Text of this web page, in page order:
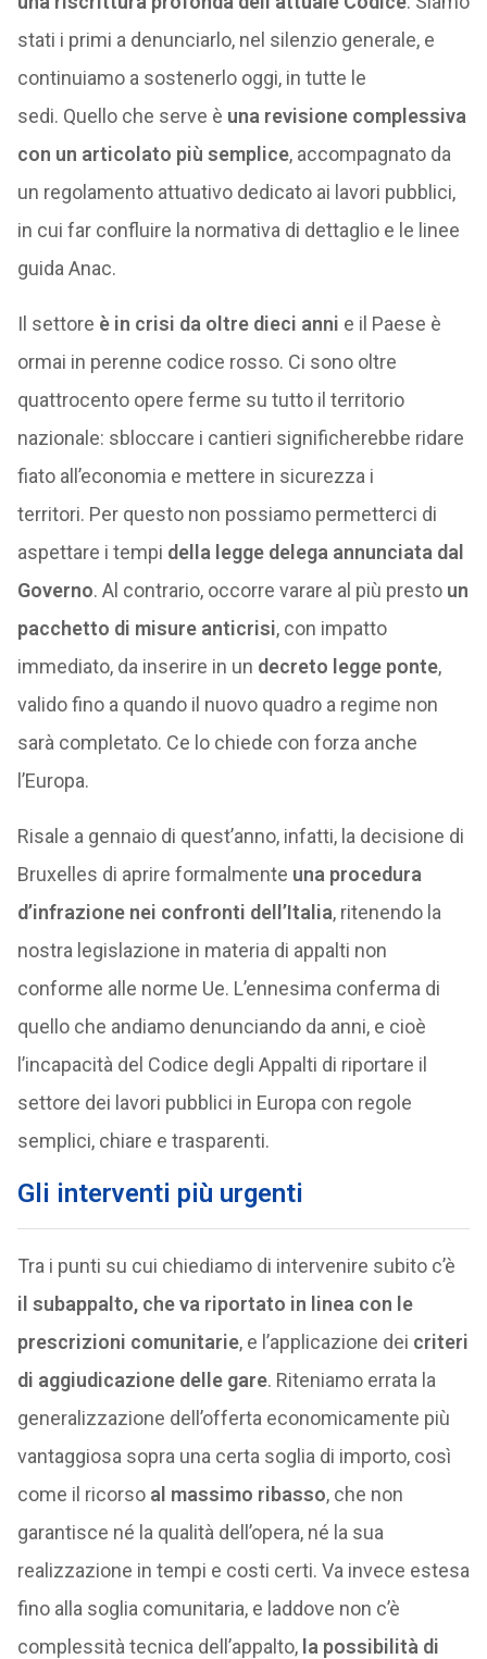
stati i primi a denunciarlo, nel silenzio generale, e
continuiamo a sostenerlo oggi, in tutte le
sedi. Quello che serve è una revisione complessiva
con un articolato più semplice, accompagnato da
un regolamento attuativo dedicato ai lavori pubblici,
in cui far confluire la normativa di dettaglio e le linee
guida Anac.
Il settore è in crisi da oltre dieci anni e il Paese è
ormai in perenne codice rosso. Ci sono oltre
quattrocento opere ferme su tutto il territorio
nazionale: sbloccare i cantieri significherebbe ridare
fiato all’economia e mettere in sicurezza i
territori. Per questo non possiamo permetterci di
aspettare i tempi della legge delega annunciata dal
Governo. Al contrario, occorre varare al più presto un
pacchetto di misure anticrisi, con impatto
immediato, da inserire in un decreto legge ponte,
valido fino a quando il nuovo quadro a regime non
sarà completato. Ce lo chiede con forza anche
l’Europa.
Risale a gennaio di quest’anno, infatti, la decisione di
Bruxelles di aprire formalmente una procedura
d’infrazione nei confronti dell’Italia, ritenendo la
nostra legislazione in materia di appalti non
conforme alle norme Ue. L’ennesima conferma di
quello che andiamo denunciando da anni, e cioè
l’incapacità del Codice degli Appalti di riportare il
settore dei lavori pubblici in Europa con regole
semplici, chiare e trasparenti.
Gli interventi più urgenti
Tra i punti su cui chiediamo di intervenire subito c’è
il subappalto, che va riportato in linea con le
prescrizioni comunitarie, e l’applicazione dei criteri
di aggiudicazione delle gare. Riteniamo errata la
generalizzazione dell’offerta economicamente più
vantaggiosa sopra una certa soglia di importo, così
come il ricorso al massimo ribasso, che non
garantisce né la qualità dell’opera, né la sua
realizzazione in tempi e costi certi. Va invece estesa
fino alla soglia comunitaria, e laddove non c’è
complessità tecnica dell’appalto, la possibilità di